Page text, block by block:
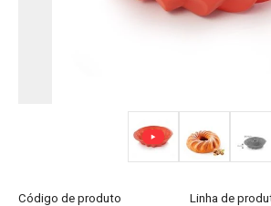
Código de produto
Linha de